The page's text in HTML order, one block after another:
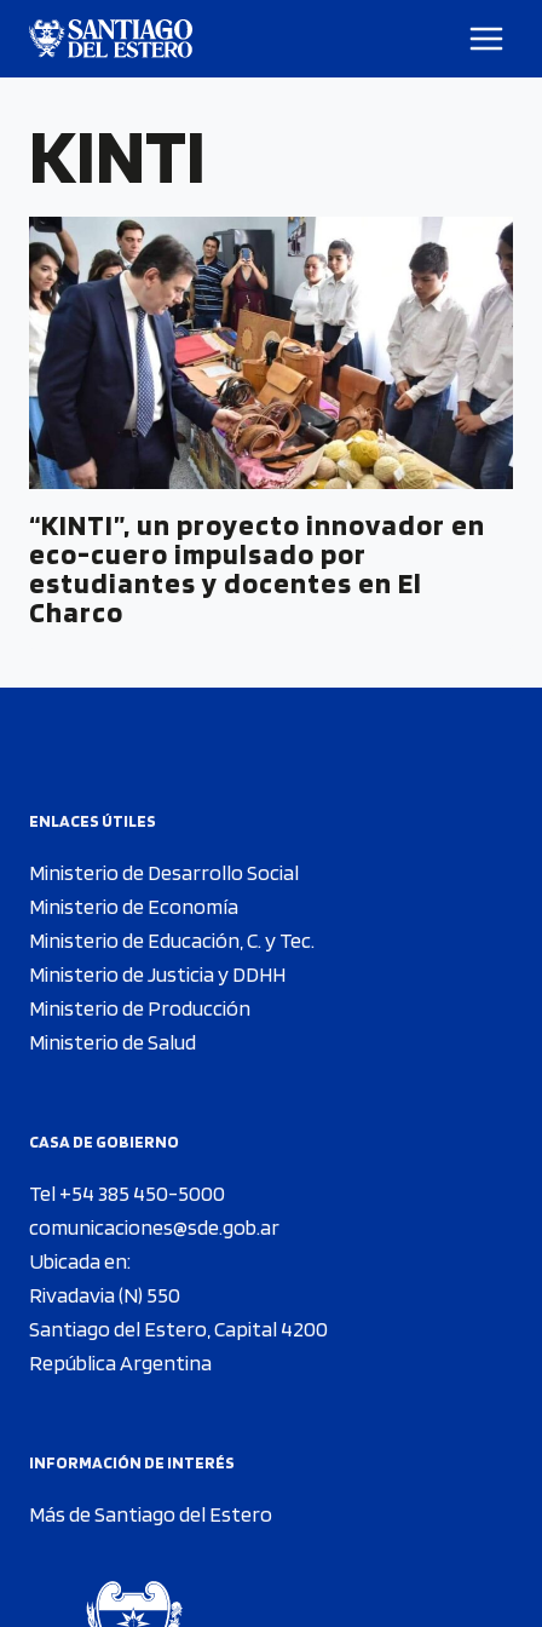
KINTI
“KINTI”, un proyecto innovador en
eco-cuero impulsado por
estudiantes y docentes en El
Charco
ENLACES ÚTILES
Ministerio de Desarrollo Social
Ministerio de Economía
Ministerio de Educación, C. y Tec.
Ministerio de Justicia y DDHH
Ministerio de Producción
Ministerio de Salud
CASA DE GOBIERNO
Tel +54 385 450-5000
comunicaciones@sde.gob.ar
Ubicada en:
Rivadavia (N) 550
Santiago del Estero, Capital 4200
República Argentina
INFORMACIÓN DE INTERÉS
Más de Santiago del Estero